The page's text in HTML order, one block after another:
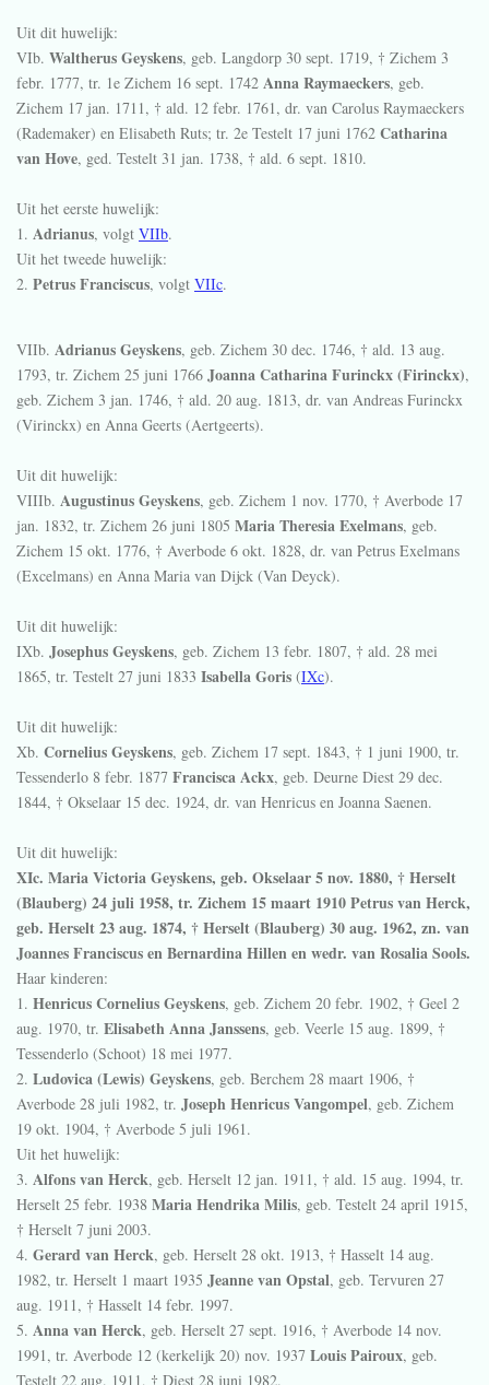
Uit dit huwelijk:
VIb. Waltherus Geyskens, geb. Langdorp 30 sept. 1719, † Zichem 3
febr. 1777, tr. 1e Zichem 16 sept. 1742 Anna Raymaeckers, geb.
Zichem 17 jan. 1711, † ald. 12 febr. 1761, dr. van Carolus Raymaeckers
(Rademaker) en Elisabeth Ruts; tr. 2e Testelt 17 juni 1762 Catharina
van Hove, ged. Testelt 31 jan. 1738, † ald. 6 sept. 1810.
Uit het eerste huwelijk:
1. Adrianus, volgt VIIb.
Uit het tweede huwelijk:
2. Petrus Franciscus, volgt VIIc.
VIIb. Adrianus Geyskens, geb. Zichem 30 dec. 1746, † ald. 13 aug.
1793, tr. Zichem 25 juni 1766 Joanna Catharina Furinckx (Firinckx),
geb. Zichem 3 jan. 1746, † ald. 20 aug. 1813, dr. van Andreas Furinckx
(Virinckx) en Anna Geerts (Aertgeerts).
Uit dit huwelijk:
VIIIb. Augustinus Geyskens, geb. Zichem 1 nov. 1770, † Averbode 17
jan. 1832, tr. Zichem 26 juni 1805 Maria Theresia Exelmans, geb.
Zichem 15 okt. 1776, † Averbode 6 okt. 1828, dr. van Petrus Exelmans
(Excelmans) en Anna Maria van Dijck (Van Deyck).
Uit dit huwelijk:
IXb. Josephus Geyskens, geb. Zichem 13 febr. 1807, † ald. 28 mei
1865, tr. Testelt 27 juni 1833 Isabella Goris (IXc).
Uit dit huwelijk:
Xb. Cornelius Geyskens, geb. Zichem 17 sept. 1843, † 1 juni 1900, tr.
Tessenderlo 8 febr. 1877 Francisca Ackx, geb. Deurne Diest 29 dec.
1844, † Okselaar 15 dec. 1924, dr. van Henricus en Joanna Saenen.
Uit dit huwelijk:
XIc. Maria Victoria Geyskens, geb. Okselaar 5 nov. 1880, † Herselt
(Blauberg) 24 juli 1958, tr. Zichem 15 maart 1910Petrus van Herck,
geb. Herselt 23 aug. 1874, † Herselt (Blauberg) 30 aug. 1962, zn. van
Joannes Franciscus en Bernardina Hillen en wedr. van Rosalia Sools.
Haar kinderen:
1. Henricus Cornelius Geyskens, geb. Zichem 20 febr. 1902, † Geel 2
aug. 1970, tr. Elisabeth Anna Janssens, geb. Veerle 15 aug. 1899, †
Tessenderlo (Schoot) 18 mei 1977.
2. Ludovica (Lewis) Geyskens, geb. Berchem 28 maart 1906, †
Averbode 28 juli 1982, tr. Joseph Henricus Vangompel, geb. Zichem
19 okt. 1904, † Averbode 5 juli 1961.
Uit het huwelijk:
3. Alfons van Herck, geb. Herselt 12 jan. 1911, † ald. 15 aug. 1994, tr.
Herselt 25 febr. 1938 Maria Hendrika Milis, geb. Testelt 24 april 1915,
† Herselt 7 juni 2003.
4. Gerard van Herck, geb. Herselt 28 okt. 1913, † Hasselt 14 aug.
1982, tr. Herselt 1 maart 1935 Jeanne van Opstal, geb. Tervuren 27
aug. 1911, † Hasselt 14 febr. 1997.
5. Anna van Herck, geb. Herselt 27 sept. 1916, † Averbode 14 nov.
1991, tr. Averbode 12 (kerkelijk 20) nov. 1937 Louis Pairoux, geb.
Testelt 22 aug. 1911, † Diest 28 juni 1982.